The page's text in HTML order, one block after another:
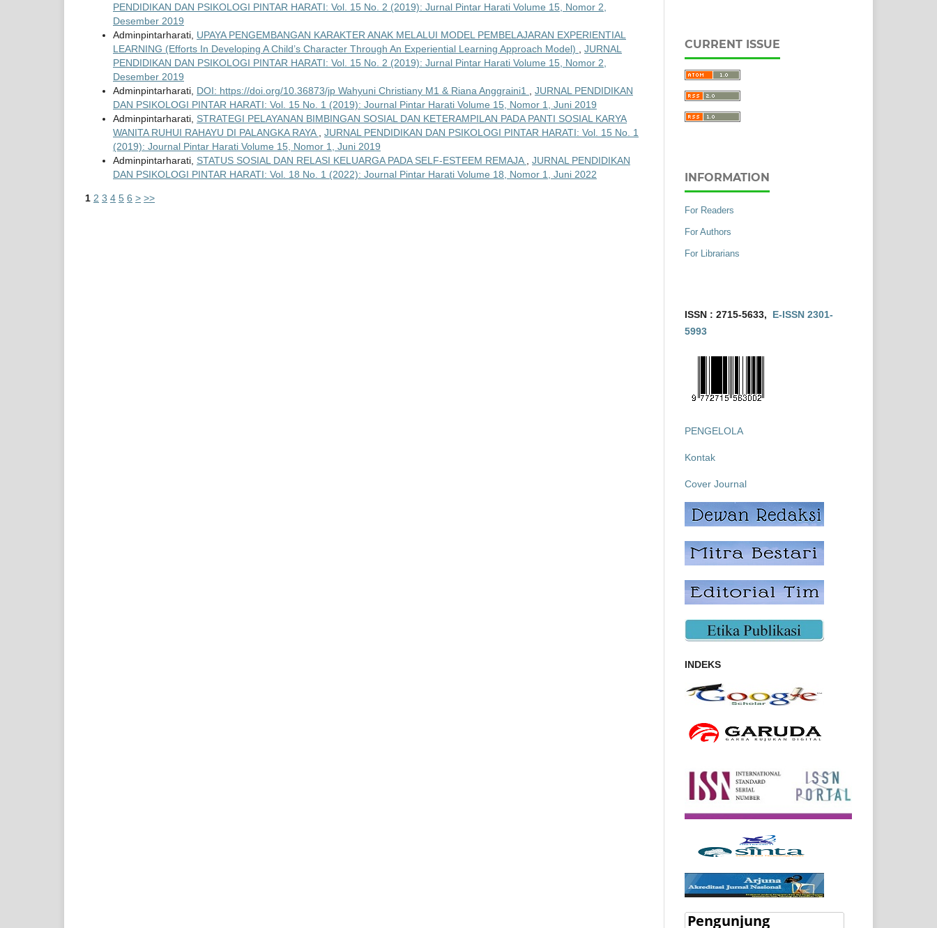
PENDIDIKAN DAN PSIKOLOGI PINTAR HARATI: Vol. 15 No. 2 (2019): Jurnal Pintar Harati Volume 15, Nomor 2,
Desember 2019
Adminpintarharati, UPAYA PENGEMBANGAN KARAKTER ANAK MELALUI MODEL PEMBELAJARAN EXPERIENTIAL
LEARNING (Efforts In Developing A Child’s Character Through An Experiential Learning Approach Model)
JURNAL
PENDIDIKAN DAN PSIKOLOGI PINTAR HARATI: Vol. 15 No. 2 (2019): Jurnal Pintar Harati Volume 15, Nomor 2,
Desember 2019
Adminpintarharati, DOI: https://doi.org/10.36873/jp Wahyuni Christiany M1 & Riana Anggraini1
JURNAL PENDIDIKAN
DAN PSIKOLOGI PINTAR HARATI: Vol. 15 No. 1 (2019): Journal Pintar Harati Volume 15, Nomor 1, Juni 2019
Adminpintarharati, STRATEGI PELAYANAN BIMBINGAN SOSIAL DAN KETERAMPILAN PADA PANTI SOSIAL KARYA
WANITA RUHUI RAHAYU DI PALANGKA RAYA
JURNAL PENDIDIKAN DAN PSIKOLOGI PINTAR HARATI: Vol. 15 No. 1
(2019): Journal Pintar Harati Volume 15, Nomor 1, Juni 2019
Adminpintarharati, STATUS SOSIAL DAN RELASI KELUARGA PADA SELF-ESTEEM REMAJA
JURNAL PENDIDIKAN
DAN PSIKOLOGI PINTAR HARATI: Vol. 18 No. 1 (2022): Journal Pintar Harati Volume 18, Nomor 1, Juni 2022
1 2 3 4 5 6 > >>
CURRENT ISSUE
INFORMATION
For Readers
For Authors
For Librarians
ISSN : 2715-5633, E-ISSN 2301-
5993
PENGELOLA
Kontak
Cover Journal
INDEKS